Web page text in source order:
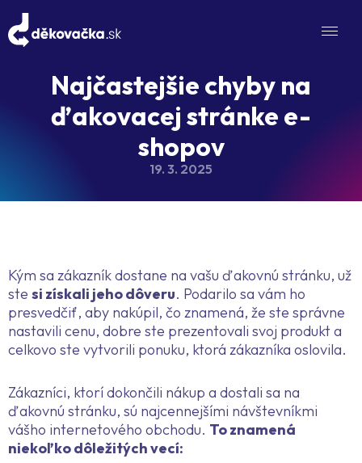
Najčastejšie chyby na
ďakovacej stránke e-
shopov
19. 3. 2025
Kým sa zákazník dostane na vašu ďakovnú stránku, už
ste si získali jeho dôveru. Podarilo sa vám ho
presvedčiť, aby nakúpil, čo znamená, že ste správne
nastavili cenu, dobre ste prezentovali svoj produkt a
celkovo ste vytvorili ponuku, ktorá zákazníka oslovila.
Zákazníci, ktorí dokončili nákup a dostali sa na
ďakovnú stránku, sú najcennejšími návštevníkmi
vášho internetového obchodu. To znamená
niekoľko dôležitých vecí: